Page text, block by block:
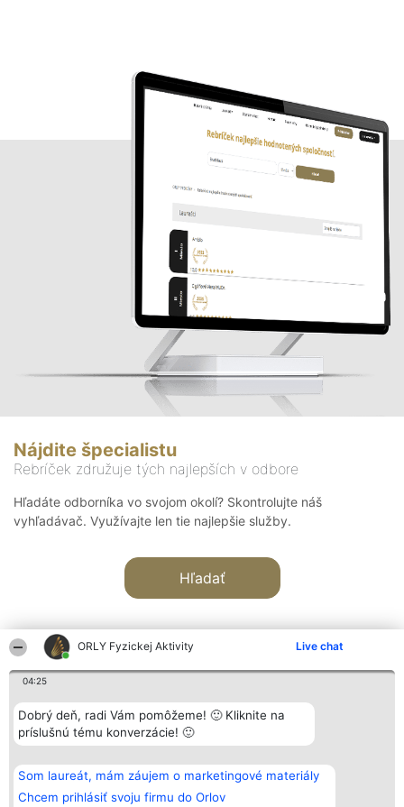
ORLY Fyzickej Aktivity Live chat
04:25
Dobrý deň, radi Vám pomôžeme! 🙂 Kliknite na
príslušnú tému konverzácie! 🙂
Som laureát, mám záujem o marketingové materiály
Chcem prihlásiť svoju firmu do Orlov
Nájdite špecialistu
Rebríček združuje tých najlepších v odbore
Hľadáte odborníka vo svojom okolí? Skontrolujte náš
vyhľadávač. Využívajte len tie najlepšie služby.
Hľadať
Organizátor hodnotenia
Bright Side Solutions sp. z o.
o. sp. k.
Wrocław 50-079
KRS 0000749100 | Regon
381313360 | NIP 8943132676
+48 508 492 400
Hodnotenie
Laureáti
Lista
Laureatów
Podmienky
Obchodné
podmienky
Kontakt
Kontakt